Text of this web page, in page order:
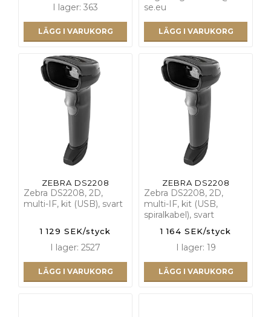
I lager: 363
LÄGG I VARUKORG
se.eu
LÄGG I VARUKORG
ZEBRA DS2208
Zebra DS2208, 2D,
multi-IF, kit (USB), svart
1 129 SEK/styck
I lager: 2527
LÄGG I VARUKORG
ZEBRA DS2208
Zebra DS2208, 2D,
multi-IF, kit (USB,
spiralkabel), svart
1 164 SEK/styck
I lager: 19
LÄGG I VARUKORG